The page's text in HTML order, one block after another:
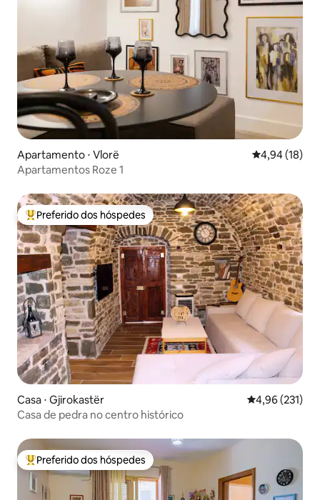
Apartamento ⋅ Vlorë 4,94 de uma
4,94 (18)
Apartamentos Roze 1
Entre os melhores preferidos dos hóspedes
Preferido dos hóspedes
Casa ⋅ Gjirokastër 4,96 de uma
4,96 (231)
Casa de pedra no centro histórico
Entre os melhores preferidos dos hóspedes
Preferido dos hóspedes